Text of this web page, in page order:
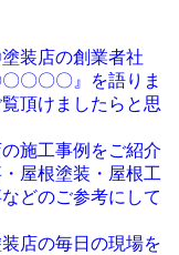
装店の創業者社
〇〇〇』を語りま
頂けましたらと思
施工事例をご紹介
屋根塗装・屋根工
どのご参考にして
店の毎日の現場を